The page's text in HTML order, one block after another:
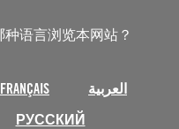
语言浏览本网站？
FRANÇAIS
العربية
РУССКИЙ